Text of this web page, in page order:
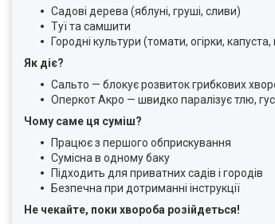
Садові дерева (яблуні, груші, сливи)
Туї та самшити
Городні культури (томати, огірки, капуста,
Як діє?
Сальто — блокує розвиток грибкових
Оперкот Акро — швидко паралізує тлю,
Чому саме ця суміш?
Працює з першого обприскування
Сумісна в одному баку
Підходить для приватних садів і городів
Безпечна при дотриманні інструкції
Не чекайте, поки хвороба розійдеться!